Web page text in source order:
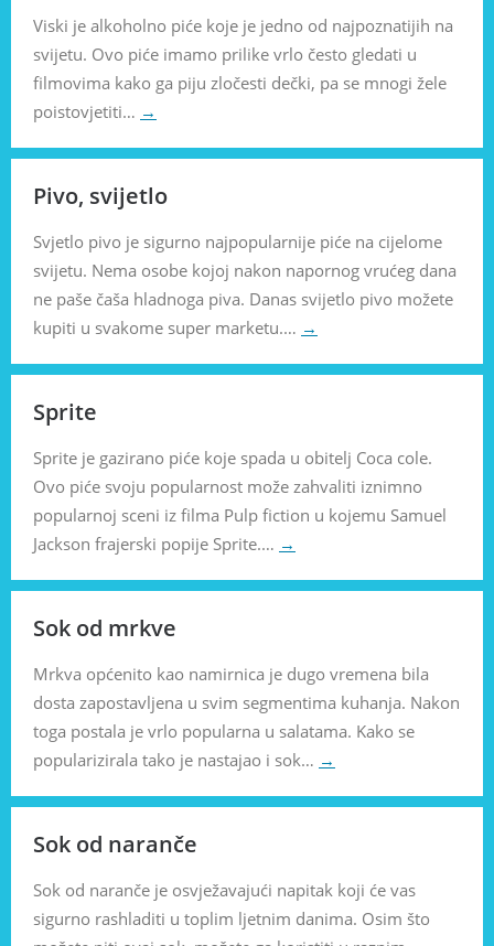
Viski je alkoholno piće koje je jedno od najpoznatijih na
svijetu. Ovo piće imamo prilike vrlo često gledati u
filmovima kako ga piju zločesti dečki, pa se mnogi žele
poistovjetiti… →
Pivo, svijetlo
Svjetlo pivo je sigurno najpopularnije piće na cijelome
svijetu. Nema osobe kojoj nakon napornog vrućeg dana
ne paše čaša hladnoga piva. Danas svijetlo pivo možete
kupiti u svakome super marketu.… →
Sprite
Sprite je gazirano piće koje spada u obitelj Coca cole.
Ovo piće svoju popularnost može zahvaliti iznimno
popularnoj sceni iz filma Pulp fiction u kojemu Samuel
Jackson frajerski popije Sprite.… →
Sok od mrkve
Mrkva općenito kao namirnica je dugo vremena bila
dosta zapostavljena u svim segmentima kuhanja. Nakon
toga postala je vrlo popularna u salatama. Kako se
popularizirala tako je nastajao i sok… →
Sok od naranče
Sok od naranče je osvježavajući napitak koji će vas
sigurno rashladiti u toplim ljetnim danima. Osim što